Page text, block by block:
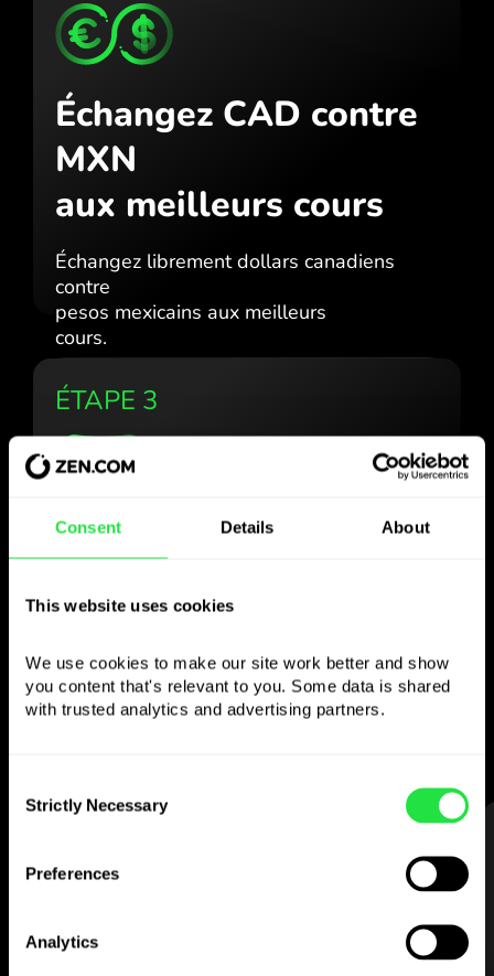
Consent Details About
This website uses cookies
We use cookies to make our site work better and show
you content that's relevant to you. Some data is shared
with trusted analytics and advertising partners.
Selection
Strictly Necessary
Preferences
Analytics
Échangez CAD contre
MXN
aux meilleurs cours
Échangez librement dollars canadiens
contre
pesos mexicains aux meilleurs
cours.
ÉTAPE 3
Utilisez la devise
comme vous le
souhaitez
devises